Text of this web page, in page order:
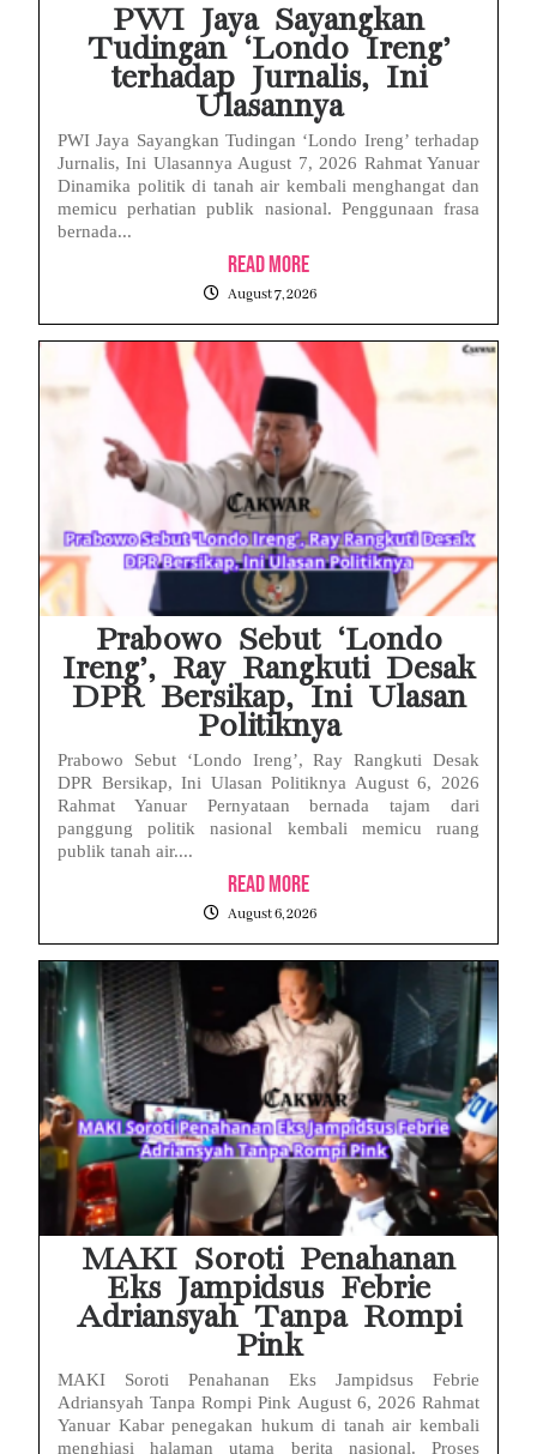
PWI Jaya Sayangkan
Tudingan ‘Londo Ireng’
terhadap Jurnalis, Ini
Ulasannya
PWI Jaya Sayangkan Tudingan ‘Londo Ireng’ terhadap
Jurnalis, Ini Ulasannya August 7, 2026 Rahmat Yanuar
Dinamika politik di tanah air kembali menghangat dan
memicu perhatian publik nasional. Penggunaan frasa
bernada...
Read More
August 7, 2026
Prabowo Sebut ‘Londo
Ireng’, Ray Rangkuti Desak
DPR Bersikap, Ini Ulasan
Politiknya
Prabowo Sebut ‘Londo Ireng’, Ray Rangkuti Desak
DPR Bersikap, Ini Ulasan Politiknya August 6, 2026
Rahmat Yanuar Pernyataan bernada tajam dari
panggung politik nasional kembali memicu ruang
publik tanah air....
Read More
August 6, 2026
MAKI Soroti Penahanan
Eks Jampidsus Febrie
Adriansyah Tanpa Rompi
Pink
MAKI Soroti Penahanan Eks Jampidsus Febrie
Adriansyah Tanpa Rompi Pink August 6, 2026 Rahmat
Yanuar Kabar penegakan hukum di tanah air kembali
menghiasi halaman utama berita nasional. Proses